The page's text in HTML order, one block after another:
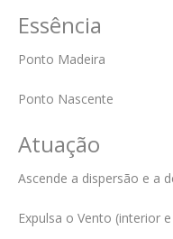
Essência
Ponto Madeira
Ponto Nascente
Atuação
Ascende a dispersão e a
Expulsa o Vento (interior